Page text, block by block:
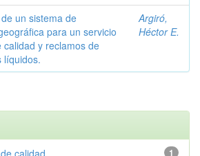
un sistema de
para un servicio
calidad y reclamos de
líquidos.
Argiró,
Héctor E.
1
calidad